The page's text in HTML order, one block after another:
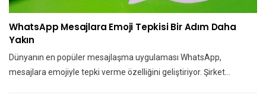
WhatsApp Mesajlara Emoji Tepkisi Bir Adım Daha
Yakın
Dünyanın en popüler mesajlaşma uygulaması WhatsApp,
mesajlara emojiyle tepki verme özelliğini geliştiriyor. Şirket…